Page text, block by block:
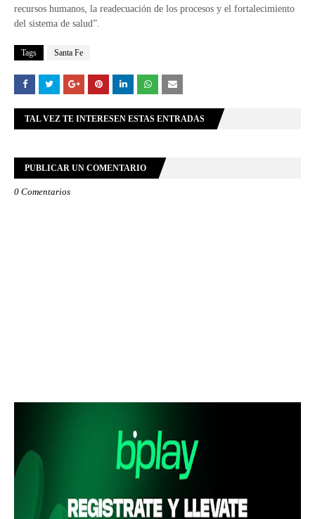
recursos humanos, la readecuación de los procesos y el fortalecimiento
del sistema de salud”.
Tags Santa Fe
TAL VEZ TE INTERESEN ESTAS ENTRADAS
PUBLICAR UN COMENTARIO
0 Comentarios